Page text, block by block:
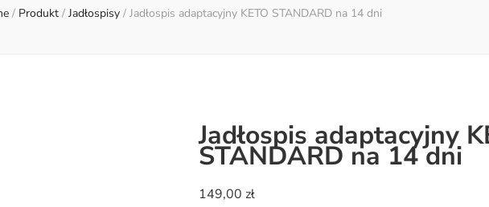
/ Produkt / Jadłospisy / Jadłospis adaptacyjny KETO STANDARD na 14 dni
Jadłospis adaptacyjny
STANDARD na 14 dni
149,00 zł